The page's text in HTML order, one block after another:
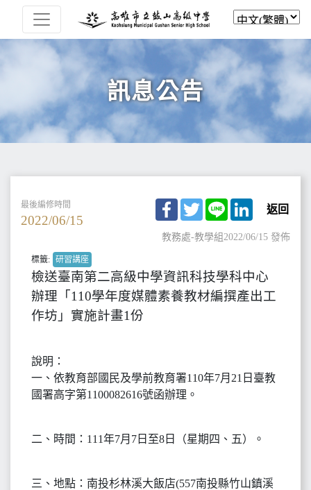
訊息公告
最後編修時間
2022/06/15
Facebook
TwitterLine LinkedIn
返回
教務處-教學組2022/06/15 發佈
標籤: 研習講座
檢送臺南第二高級中學資訊科技學科中心
辦理「110學年度媒體素養教材編撰產出工
作坊」實施計畫1份
說明：
一、依教育部國民及學前教育署110年7月21日臺教
國署高字第1100082616號函辦理。
二、時間：111年7月7日至8日（星期四、五）。
三、地點：南投杉林溪大飯店(557南投縣竹山鎮溪